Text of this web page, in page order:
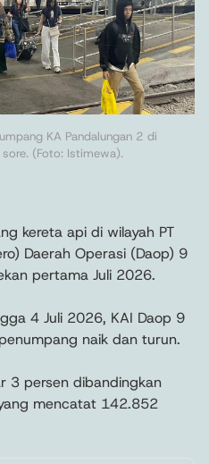
KA Pandalungan 2 di
(Foto: Istimewa).
kereta api di wilayah PT
Daerah Operasi (Daop) 9
pertama Juli 2026.
4 Juli 2026, KAI Daop 9
naik dan turun.
3 persen dibandingkan
mencatat 142.852